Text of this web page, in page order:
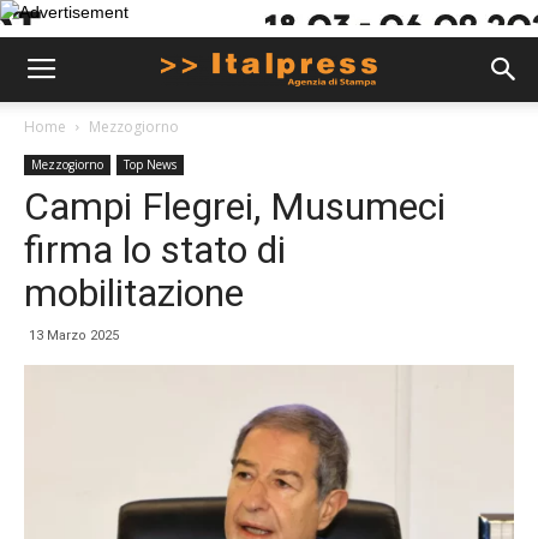
Home Mezzogiorno
Mezzogiorno Top News
Campi Flegrei, Musumeci
firma lo stato di
mobilitazione
13 Marzo 2025